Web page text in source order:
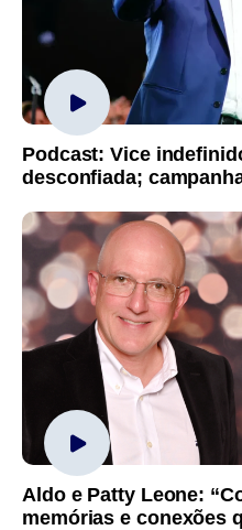
Podcast: Vice
desconfiada;
Aldo e Patty Leone:
memórias e conexões